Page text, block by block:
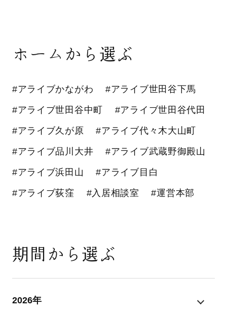
ホームから選ぶ
#アライブかながわ #アライブ世田谷下馬
#アライブ世田谷中町 #アライブ世田谷代田
#アライブ久が原 #アライブ代々木大山町
#アライブ品川大井 #アライブ武蔵野御殿山
#アライブ浜田山 #アライブ目白
#アライブ荻窪 #入居相談室 #運営本部
期間から選ぶ
2026年